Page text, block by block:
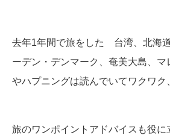
去年1年間で旅をした 台湾、北海
ーデン・デンマーク、奄美大島、マ
やハプニングは読んでいてワクワク
旅のワンポイントアドバイスも役に